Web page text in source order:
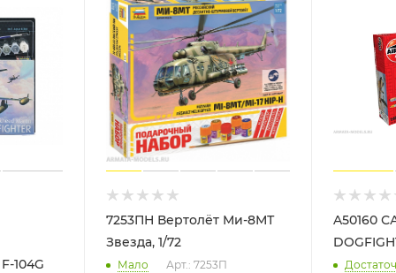
104G
7253ПН Вертолёт Ми-8МТ
Звезда, 1/72
Мало Арт.: 7253П
A50160